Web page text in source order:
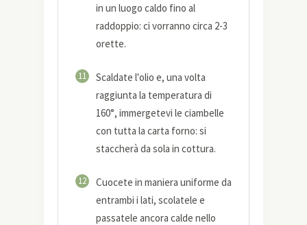
in un luogo caldo fino al
raddoppio: ci vorranno circa 2-3
orette.
11
Scaldate l'olio e, una volta
raggiunta la temperatura di
160°, immergetevi le ciambelle
con tutta la carta forno: si
staccherà da sola in cottura.
12
Cuocete in maniera uniforme da
entrambi i lati, scolatele e
passatele ancora calde nello